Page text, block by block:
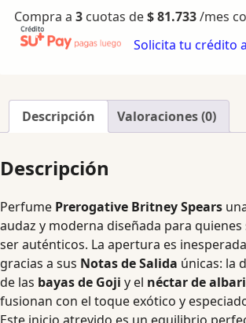
Compra a 3 cuotas de$81.733/mes
Solicita tu crédito
Descripción Valoraciones (0)
Descripción
Perfume Prerogative Britney Spears
audaz y moderna diseñada para quienes
ser auténticos. La apertura es
gracias a sus Notas de Salida únicas: la
de las bayas de Goji y el néctar de
fusionan con el toque exótico y